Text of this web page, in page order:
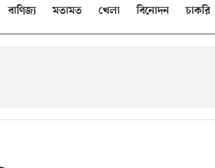
বাণিজ্য মতামত খেলা বিনোদন চাকরি